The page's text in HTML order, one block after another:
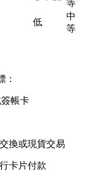
等
低
中
等
：
帳卡
換或現貨交易
卡片付款